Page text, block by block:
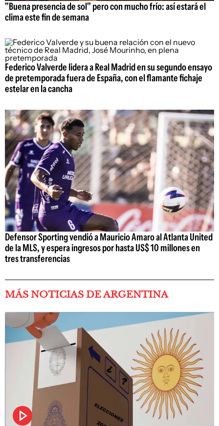
"Buena presencia de sol" pero con mucho frío: así estará el
clima este fin de semana
Federico Valverde lidera a Real Madrid en su segundo ensayo
de pretemporada fuera de España, con el flamante fichaje
estelar en la cancha
Defensor Sporting vendió a Mauricio Amaro al Atlanta United
de la MLS, y espera ingresos por hasta US$ 10 millones en
tres transferencias
MÁS NOTICIAS DE ARGENTINA